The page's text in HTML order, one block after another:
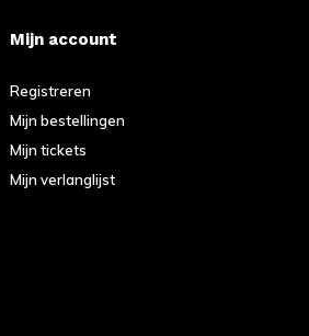
Mijn account
Registreren
Mijn bestellingen
Mijn tickets
Mijn verlanglijst